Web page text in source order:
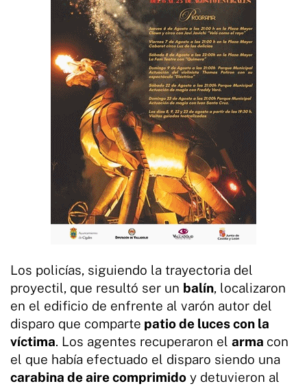
Los policías, siguiendo la trayectoria del
proyectil, que resultó ser un balín, localizaron
en el edificio de enfrente al varón autor del
disparo que comparte patio de luces con la
víctima. Los agentes recuperaron el arma con
el que había efectuado el disparo siendo una
carabina de aire comprimido y detuvieron al